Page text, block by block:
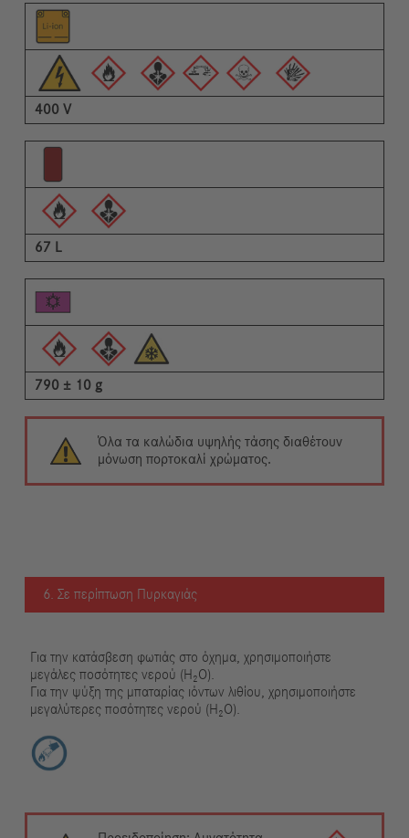
400 V
67 L
790 ± 10 g
Όλα τα καλώδια υψηλής τάσης διαθέτουν
μόνωση πορτοκαλί χρώματος.
6. Σε περίπτωση Πυρκαγιάς
Για την κατάσβεση φωτιάς στο όχημα, χρησιμοποιήστε
μεγάλες ποσότητες νερού (H₂O).
Για την ψύξη της μπαταρίας ιόντων λιθίου, χρησιμοποιήστε
μεγαλύτερες ποσότητες νερού (H₂O).